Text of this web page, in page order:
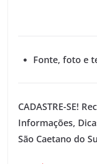
Fonte, foto e
CADASTRE-SE!
Informações,
São Caetano do